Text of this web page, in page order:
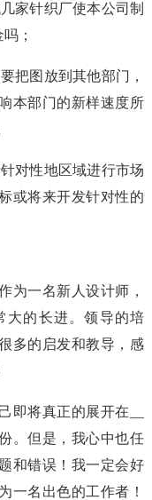
家针织厂使本公司制
；
把图放到其他部门，
本部门的新样速度所
对性地区域进行市场
或将来开发针对性的
为一名新人设计师，
大的长进。领导的培
多的启发和教导，感
即将真正的展开在__
。但是，我心中也任
和错误！我一定会好
一名出色的工作者！